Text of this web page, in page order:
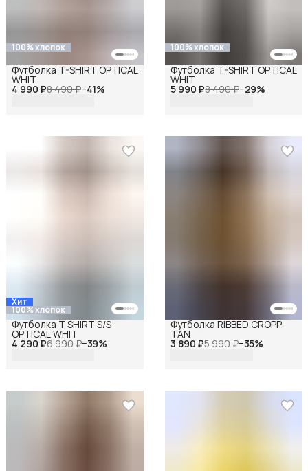
100% хлопок
4 990 ₽8 490 ₽−41%
Футболка T-SHIRT OPTICAL
WHIT
100% хлопок
5 990 ₽8 490 ₽−29%
Футболка T-SHIRT OPTICAL
WHIT
Хит
100% хлопок
4 290 ₽6 990 ₽−39%
Футболка T SHIRT S/S
OPTICAL WHIT
3 890 ₽5 990 ₽−35%
Футболка RIBBED CROPP
TAN